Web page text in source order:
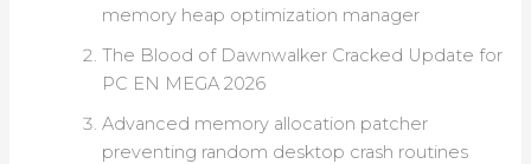
memory heap optimization manager
The Blood of Dawnwalker Cracked Update for
PC EN MEGA 2026
Advanced memory allocation patcher
preventing random desktop crash routines